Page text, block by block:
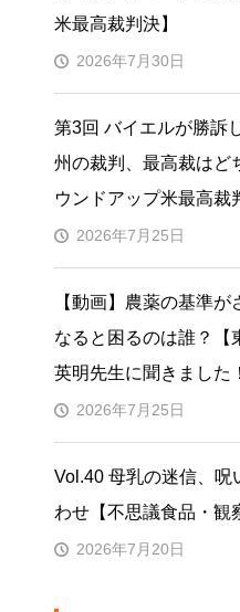
米最高裁判決】
2026年7月30日
第3回 バイエルが勝訴
州の裁判、最高裁はど
ウンドアップ米最高裁
2026年7月25日
【動画】農薬の基準が
なると困るのは誰？【
英明先生に聞きました
2026年7月25日
Vol.40 母乳の迷信、呪
わせ【不思議食品・観
2026年7月20日